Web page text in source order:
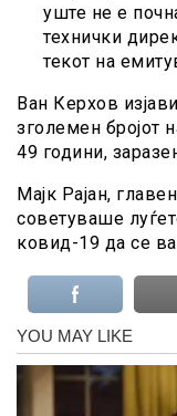
уште не е
технички
текот на
Ван Керхов
зголемен бројот
49 години,
Мајк Рајан,
советуваше
ковид-19 да се